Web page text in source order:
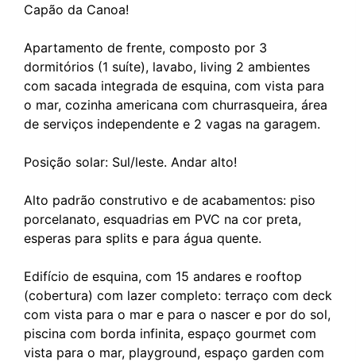
Capão da Canoa!
Apartamento de frente, composto por 3
dormitórios (1 suíte), lavabo, living 2 ambientes
com sacada integrada de esquina, com vista para
o mar, cozinha americana com churrasqueira, área
de serviços independente e 2 vagas na garagem.
Posição solar: Sul/leste. Andar alto!
Alto padrão construtivo e de acabamentos: piso
porcelanato, esquadrias em PVC na cor preta,
esperas para splits e para água quente.
Edifício de esquina, com 15 andares e rooftop
(cobertura) com lazer completo: terraço com deck
com vista para o mar e para o nascer e por do sol,
piscina com borda infinita, espaço gourmet com
vista para o mar, playground, espaço garden com